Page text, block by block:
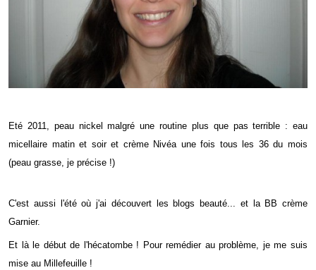
Eté 2011, peau nickel malgré une routine plus que pas terrible : eau
micellaire matin et soir et crème Nivéa une fois tous les 36 du mois
(peau grasse, je précise !)
C'est aussi l'été où j'ai découvert les blogs beauté... et la BB crème
Garnier.
Et là le début de l'hécatombe ! Pour remédier au problème, je me suis
mise au Millefeuille !